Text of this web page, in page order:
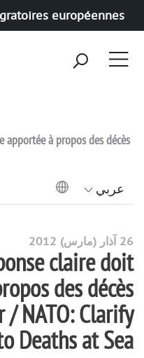
européennes
apportée à propos des décès
عربي
26 آذار (مارس) 2012
claire doit
des décès
/ NATO: Clarify
Deaths at Sea